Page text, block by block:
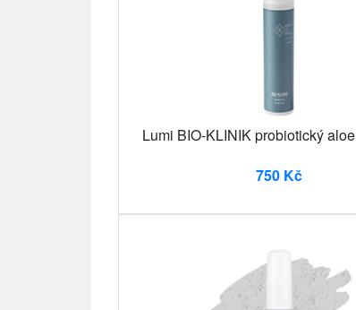
Lumi BIO-KLINIK probiotický
750 Kč